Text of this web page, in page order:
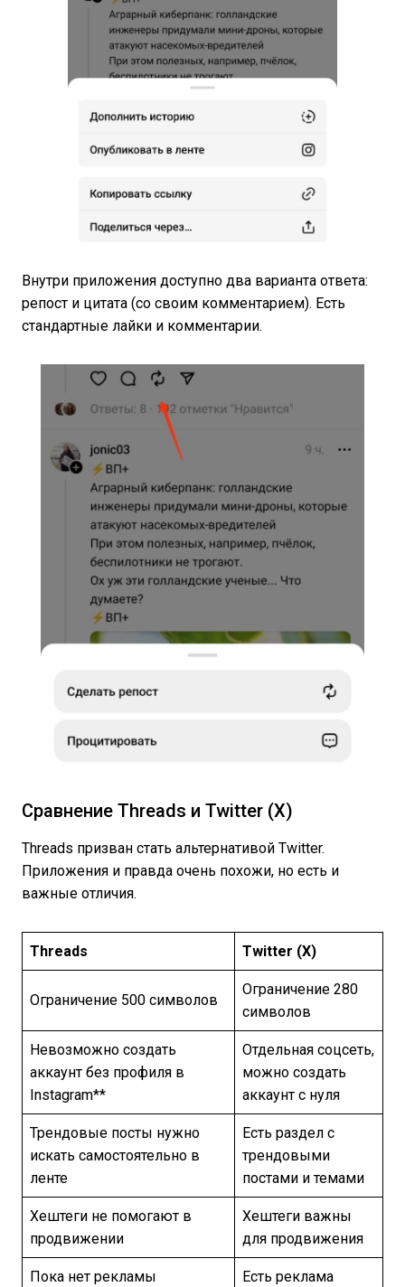
Внутри приложения доступно два варианта ответа:
репост и цитата (со своим комментарием). Есть
стандартные лайки и комментарии.
Сравнение Threads и Twitter (X)
Threads призван стать альтернативой Twitter.
Приложения и правда очень похожи, но есть и
важные отличия.
Threads Twitter (X)
Ограничение 500 символов
Ограничение 280
символов
Невозможно создать
аккаунт без профиля в
Instagram**
Отдельная соцсеть,
можно создать
аккаунт с нуля
Трендовые посты нужно
искать самостоятельно в
ленте
Есть раздел с
трендовыми
постами и темами
Хештеги не помогают в
продвижении
Хештеги важны
для продвижения
Пока нет рекламы Есть реклама